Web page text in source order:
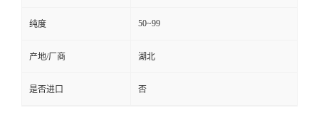
纯度 50~99
产地/厂商 湖北
是否进口 否